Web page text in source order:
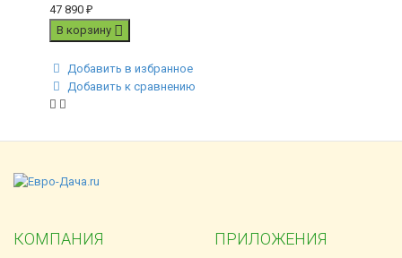
47 890 ₽
В корзину
Добавить в избранное
Добавить к сравнению
КОМПАНИЯ ПРИЛОЖЕНИЯ